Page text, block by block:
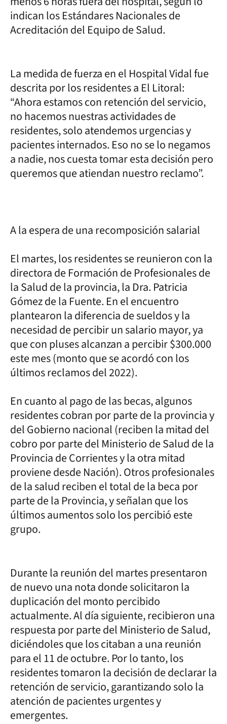
indican los Estándares Nacionales de
Acreditación del Equipo de Salud.
La medida de fuerza en el Hospital Vidal fue
descrita por los residentes a El Litoral:
“Ahora estamos con retención del servicio,
no hacemos nuestras actividades de
residentes, solo atendemos urgencias y
pacientes internados. Eso no se lo negamos
a nadie, nos cuesta tomar esta decisión pero
queremos que atiendan nuestro reclamo”.
A la espera de una recomposición salarial
El martes, los residentes se reunieron con la
directora de Formación de Profesionales de
la Salud de la provincia, la Dra. Patricia
Gómez de la Fuente. En el encuentro
plantearon la diferencia de sueldos y la
necesidad de percibir un salario mayor, ya
que con pluses alcanzan a percibir $300.000
este mes (monto que se acordó con los
últimos reclamos del 2022).
En cuanto al pago de las becas, algunos
residentes cobran por parte de la provincia y
del Gobierno nacional (reciben la mitad del
cobro por parte del Ministerio de Salud de la
Provincia de Corrientes y la otra mitad
proviene desde Nación). Otros profesionales
de la salud reciben el total de la beca por
parte de la Provincia, y señalan que los
últimos aumentos solo los percibió este
grupo.
Durante la reunión del martes presentaron
de nuevo una nota donde solicitaron la
duplicación del monto percibido
actualmente. Al día siguiente, recibieron una
respuesta por parte del Ministerio de Salud,
diciéndoles que los citaban a una reunión
para el 11 de octubre. Por lo tanto, los
residentes tomaron la decisión de declarar la
retención de servicio, garantizando solo la
atención de pacientes urgentes y
emergentes.